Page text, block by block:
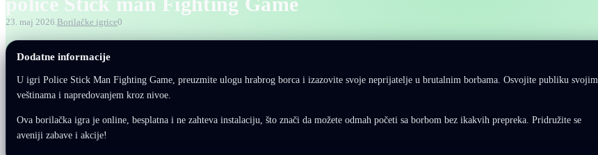
23. maj 2026.Borilačke igrice0
Dodatne informacije
U igri Police Stick Man Fighting Game, preuzmite ulogu hrabrog borca i izazovite svoje neprijatelje u brutalnim borbama. Osvojite publiku svojim
veštinama i napredovanjem kroz nivoe.
Ova borilačka igra je online, besplatna i ne zahteva instalaciju, što znači da možete odmah početi sa borbom bez ikakvih prepreka. Pridružite se
aveniji zabave i akcije!